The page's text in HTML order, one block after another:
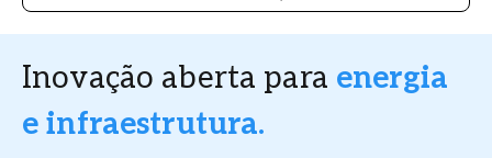
Inovação aberta para energia
e infraestrutura.